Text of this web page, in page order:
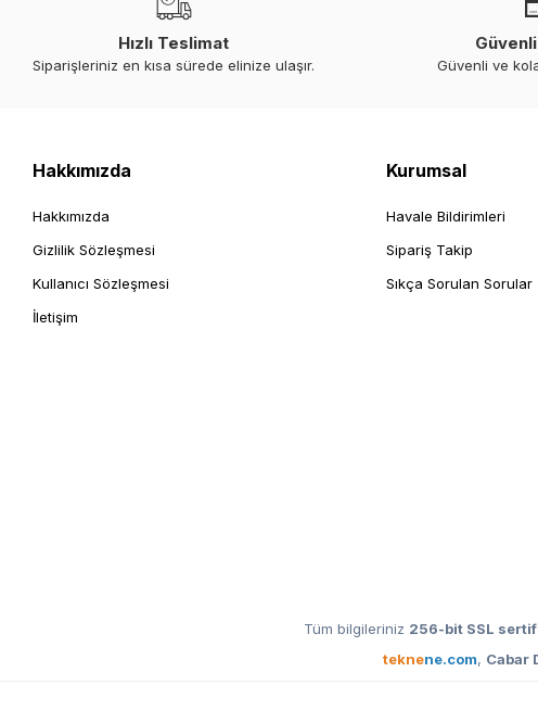
Hızlı Teslimat
Siparişleriniz en kısa sürede elinize ulaşır. Güvenli ve
Hakkımızda
Hakkımızda
Gizlilik Sözleşmesi
Kullanıcı Sözleşmesi
İletişim
Kurumsal
Havale Bildirimleri
Sipariş Takip
Sıkça Sorulan Sorular
Tüm bilgileriniz 256-bit SSL
teknene.com, Cabar